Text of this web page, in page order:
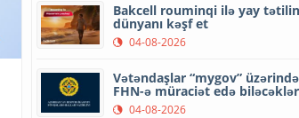
Bakcell rouminqi ilə yay
dünyanı kəşf et
04-08-2026
Vətəndaşlar “mygov”
FHN-ə müraciət edə biləcəklər
04-08-2026